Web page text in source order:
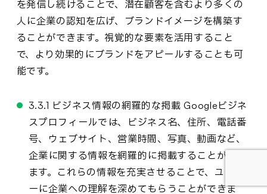
を発信し続けることで、潜在顧客を含むより多くの
人に企業の認知を広げ、ブランドイメージを構築す
ることができます。視覚的な要素を活用すること
で、より効果的にブランドをアピールすることも可
能です。
3.3.1 ビジネス情報の網羅的な掲載 Googleビジネ
スプロフィールでは、ビジネス名、住所、電話番
号、ウェブサイト、営業時間、写真、動画など、
企業に関する情報を網羅的に掲載することができ
ます。これらの情報を充実させることで、ユーザ
ーに企業への理解を深めてもらうことができま